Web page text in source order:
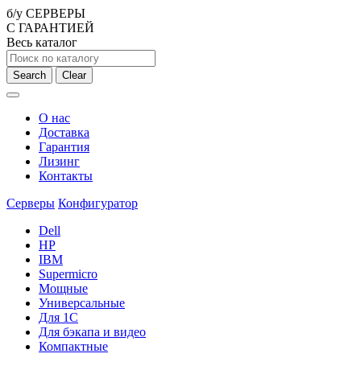
б/у СЕРВЕРЫ
С ГАРАНТИЕЙ
Весь каталог
Search Clear
О нас
Доставка
Гарантия
Лизинг
Контакты
Серверы Конфигуратор
Dell
HP
IBM
Supermicro
Мощные
Универсальные
Для 1С
Для бэкапа и видео
Компактные